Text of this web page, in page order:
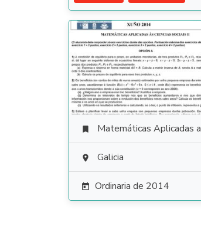
 Matemáticas Aplicadas a las Ciencias Sociales
 Galicia
 Ordinaria de 2014